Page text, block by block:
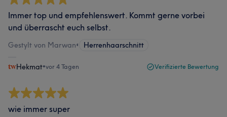
Immer top und empfehlenswert. Kommt gerne vorbei
und überrascht euch selbst.
Gestylt von Marwan• Herrenhaarschnitt
Hekmat•vor 4 Tagen Verifizierte Bewertung
wie immer super